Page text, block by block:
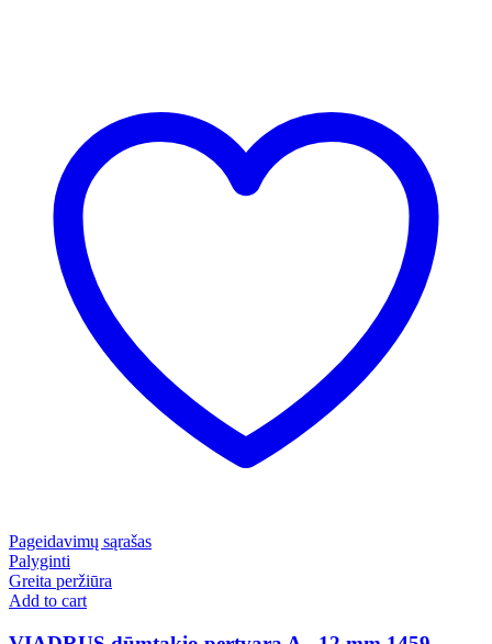
Pageidavimų sąrašas
Palyginti
Greita peržiūra
Add to cart